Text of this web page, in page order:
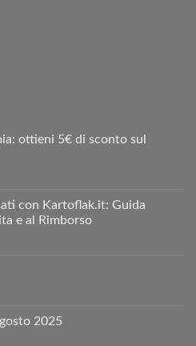
ottieni 5€ di sconto sul
con Kartoflak.it: Guida
e al Rimborso
2025